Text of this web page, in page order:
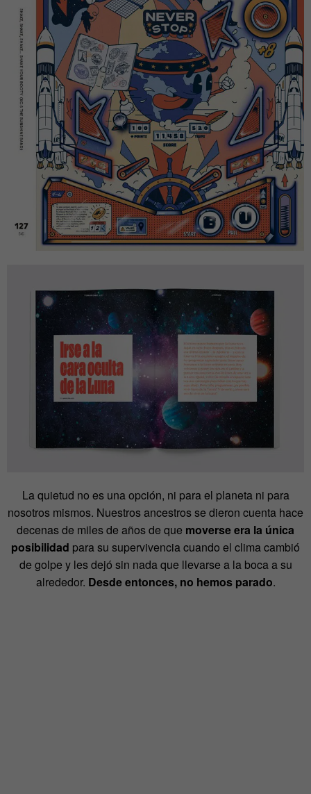
La quietud no es una opción, ni para el planeta ni para
nosotros mismos. Nuestros ancestros se dieron cuenta hace
decenas de miles de años de que moverse era la única
posibilidad para su supervivencia cuando el clima cambió
de golpe y les dejó sin nada que llevarse a la boca a su
alrededor. Desde entonces, no hemos parado.